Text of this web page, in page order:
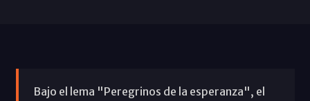
Bajo el lema "Peregrinos de la esperanza", el